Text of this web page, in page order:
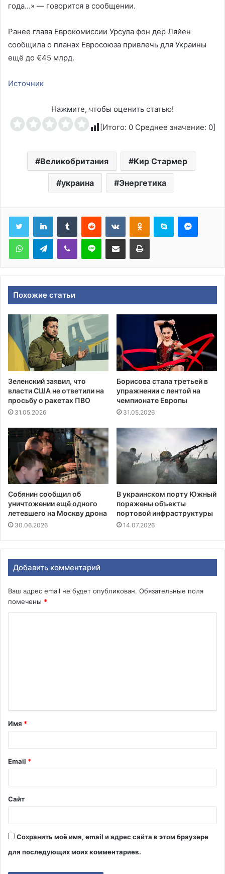
года…» — говорится в сообщении.
Ранее глава Еврокомиссии Урсула фон дер Ляйен
сообщила о планах Евросоюза привлечь для Украины
ещё до €45 млрд.
Источник
Нажмите, чтобы оценить статью!
[Итого: 0 Среднее значение: 0]
Великобритания Кир Стармер
украина Энергетика
Tumblr Reddit ВконтактеОдноклассники
Skype
WhatsAppTelegramViber Line Поделиться через электронную почту Печатать
Похожие статьи
Зеленский заявил, что
власти США не ответили на
просьбу о ракетах ПВО
31.05.2026
Борисова стала третьей в
упражнении с лентой на
чемпионате Европы
31.05.2026
Собянин сообщил об
уничтожении ещё одного
летевшего на Москву дрона
30.06.2026
В украинском порту Южный
поражены объекты
портовой инфраструктуры
14.07.2026
Добавить комментарий
Ваш адрес email не будет опубликован. Обязательные поля
помечены *
т
а
й
*
Имя *
Email *
Сайт
Сохранить моё имя, email и адрес сайта в этом браузере
для последующих моих комментариев.